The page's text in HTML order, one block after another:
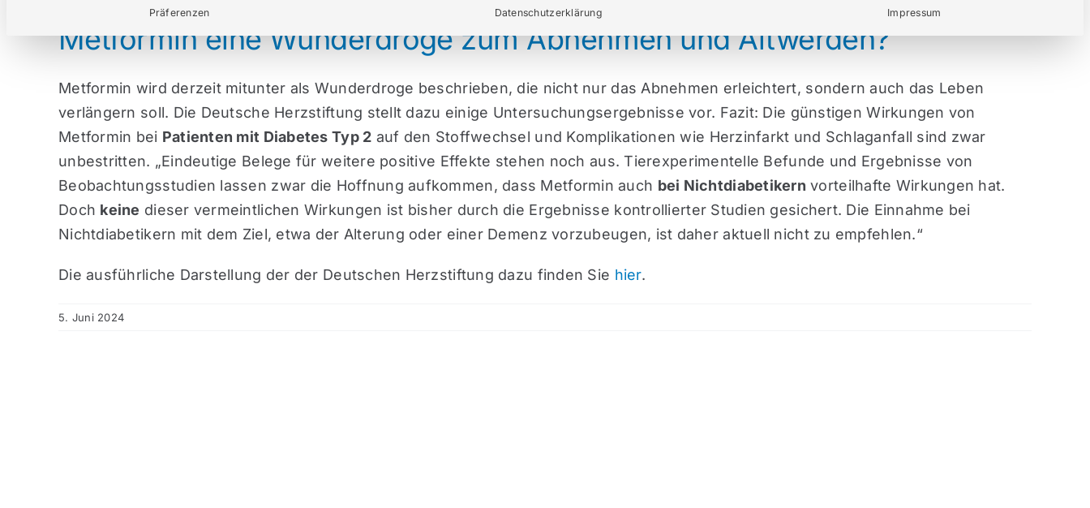
Metformin eine Wunderdroge zum Abnehmen und Altwerden?
Metformin wird derzeit mitunter als Wunderdroge beschrieben, die nicht nur das Abnehmen erleichtert, sondern auch das Leben
verlängern soll. Die Deutsche Herzstiftung stellt dazu einige Untersuchungsergebnisse vor. Fazit: Die günstigen Wirkungen von
Metformin bei Patienten mit Diabetes Typ 2 auf den Stoffwechsel und Komplikationen wie Herzinfarkt und Schlaganfall sind zwar
unbestritten. „Eindeutige Belege für weitere positive Effekte stehen noch aus. Tierexperimentelle Befunde und Ergebnisse von
Beobachtungsstudien lassen zwar die Hoffnung aufkommen, dass Metformin auch bei Nichtdiabetikern vorteilhafte Wirkungen hat.
Doch keine dieser vermeintlichen Wirkungen ist bisher durch die Ergebnisse kontrollierter Studien gesichert. Die Einnahme bei
Nichtdiabetikern mit dem Ziel, etwa der Alterung oder einer Demenz vorzubeugen, ist daher aktuell nicht zu empfehlen.“
Die ausführliche Darstellung der der Deutschen Herzstiftung dazu finden Sie hier.
5. Juni 2024
Präferenzen Datenschutzerklärung Impressum